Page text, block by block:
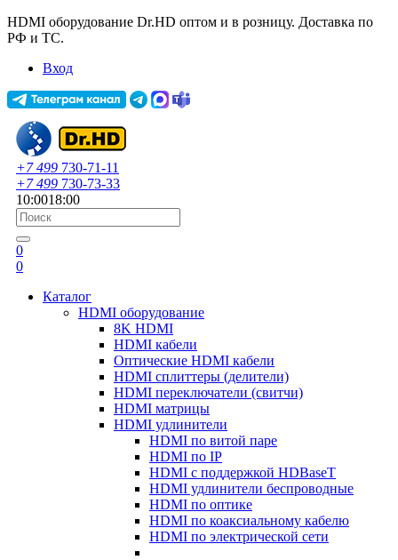
HDMI оборудование Dr.HD оптом и в розницу. Доставка по
РФ и ТС.
Вход
+7 499 730-71-11
+7 499 730-73-33
10:0018:00
0
0
Каталог
HDMI оборудование
8K HDMI
HDMI кабели
Оптические HDMI кабели
HDMI сплиттеры (делители)
HDMI переключатели (свитчи)
HDMI матрицы
HDMI удлинители
HDMI по витой паре
HDMI по IP
HDMI с поддержкой HDBaseT
HDMI удлинители беспроводные
HDMI по оптике
HDMI по коаксиальному кабелю
HDMI по электрической сети